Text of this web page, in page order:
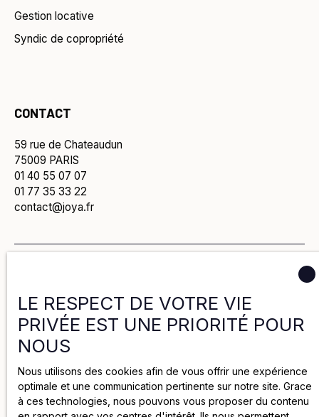
Gestion locative
Syndic de copropriété
CONTACT
59 rue de Chateaudun
75009 PARIS
01 40 55 07 07
01 77 35 33 22
contact@joya.fr
Politique de cookies
Mentions légales
2025 par Groupe Joya
LE RESPECT DE VOTRE VIE
PRIVÉE EST UNE PRIORITÉ POUR
NOUS
Nous utilisons des cookies afin de vous offrir une expérience
optimale et une communication pertinente sur notre site. Grace
à ces technologies, nous pouvons vous proposer du contenu